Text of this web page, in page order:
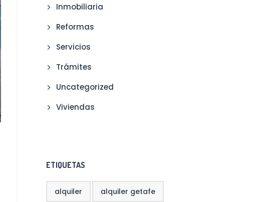
Inmobiliaria
Reformas
Servicios
Trámites
Uncategorized
Viviendas
ETIQUETAS
alquiler alquiler getafe